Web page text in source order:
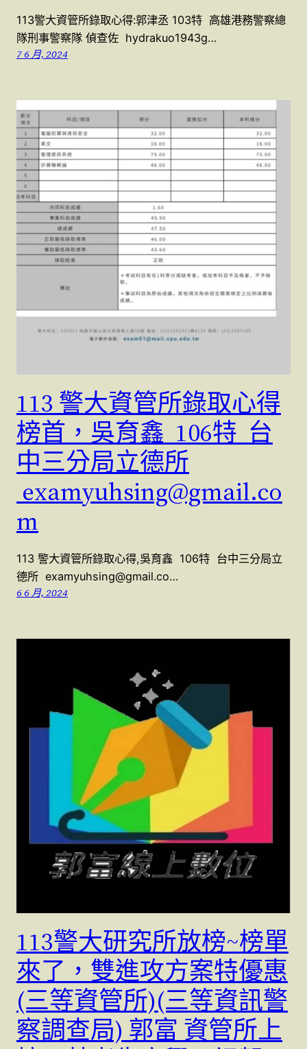
113警大資管所錄取心得:郭津丞 103特 高雄港務警察總
隊刑事警察隊 偵查佐 hydrakuo1943g…
7 6 月, 2024
113 警大資管所錄取心得
榜首，吳育鑫 106特 台
中三分局立德所
examyuhsing@gmail.co
m
113 警大資管所錄取心得,吳育鑫 106特 台中三分局立
德所 examyuhsing@gmail.co…
6 6 月, 2024
113警大研究所放榜~榜單
來了，雙進攻方案特優惠
(三等資管所)(三等資訊警
察調查局) 郭富 資管所上